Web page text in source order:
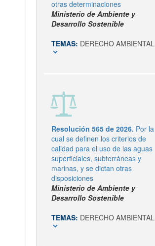
otras determinaciones
Ministerio de Ambiente y
Desarrollo Sostenible
TEMAS: DERECHO AMBIENTAL
expand_more
Resolución 565 de 2026. Por la
cual se definen los criterios de
calidad para el uso de las aguas
superficiales, subterráneas y
marinas, y se dictan otras
disposiciones
Ministerio de Ambiente y
Desarrollo Sostenible
TEMAS: DERECHO AMBIENTAL
expand_more